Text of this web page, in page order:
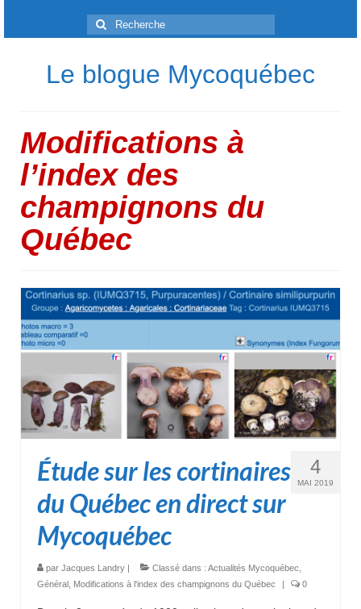
Rechercher
:
Le blogue Mycoquébec
Modifications à
l’index des
champignons du
Québec
4
MAI 2019
Étude sur les cortinaires
du Québec en direct sur
Mycoquébec
par Jacques Landry Classé dans : Actualités Mycoquébec
Général
Modifications à l'index des champignons du Québec 0